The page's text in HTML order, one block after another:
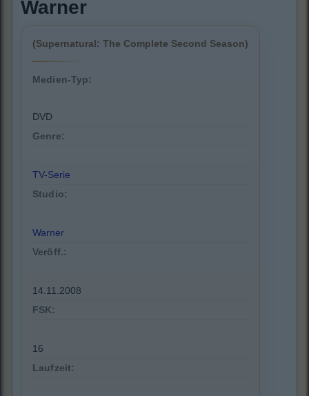
Warner
(Supernatural: The Complete Second Season)
Medien-Typ:
DVD
Genre:
TV-Serie
Studio:
Warner
Veröff.:
14.11.2008
FSK:
16
Laufzeit: